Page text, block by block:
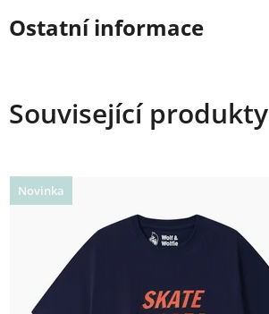
Ostatní informace
Související produkty
Novinka